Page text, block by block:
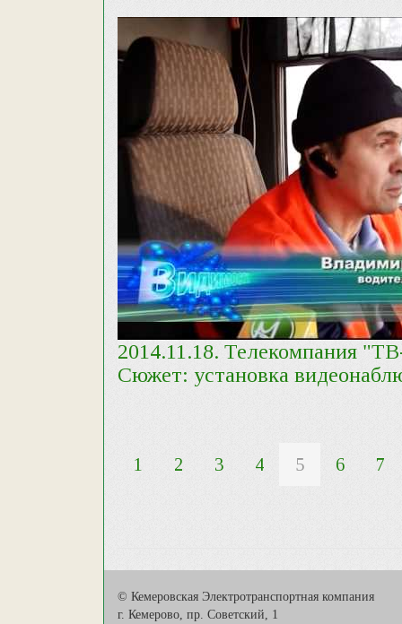
2014.11.18. Телекомпания
Сюжет: установка
1 2 3 4 5 6 7
© Кемеровская Электротранспортная компания
г. Кемерово, пр. Советский, 1